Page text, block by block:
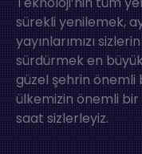
sürekli yenilemek,
yayınlarımızı
sürdürmek en
güzel şehrin önemli
ülkemizin önemli
saat sizlerleyiz.